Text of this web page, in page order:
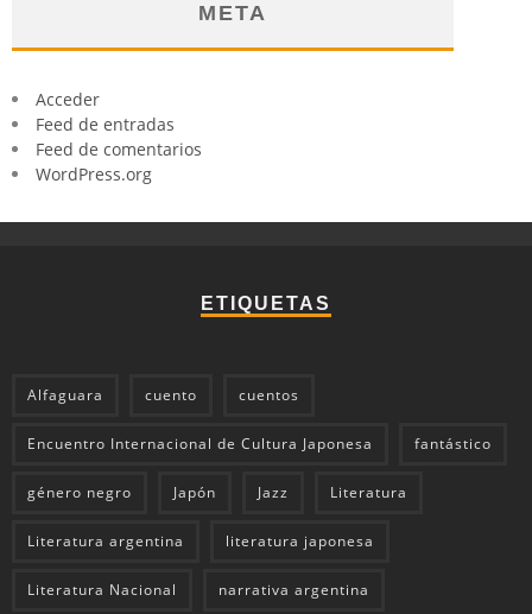
META
Acceder
Feed de entradas
Feed de comentarios
WordPress.org
ETIQUETAS
Alfaguara cuento cuentos
Encuentro Internacional de Cultura Japonesa fantástico
género negro Japón Jazz Literatura
Literatura argentina literatura japonesa
Literatura Nacional narrativa argentina